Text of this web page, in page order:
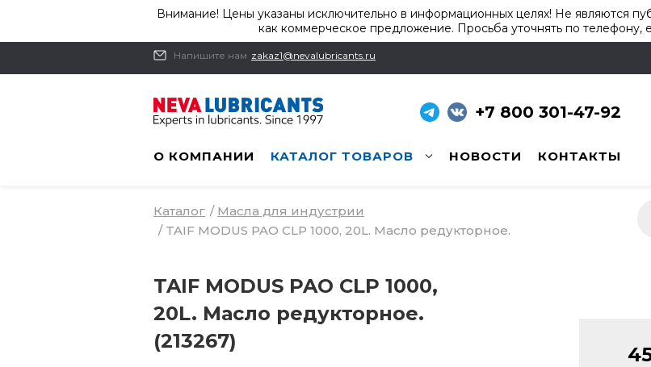
Внимание! Цены указаны исключительно в информационных целях! Не являются
как коммерческое предложение. Просьба уточнять по телефону,
Напишите нам zakaz1@nevalubricants.ru
+7 800 301-47-92
О КОМПАНИИ КАТАЛОГ ТОВАРОВ НОВОСТИ КОНТАКТЫ
Каталог / Масла для индустрии
/ TAIF MODUS PAO CLP 1000, 20L. Масло редукторное.
TAIF MODUS PAO CLP 1000,
20L. Масло редукторное.
(213267)